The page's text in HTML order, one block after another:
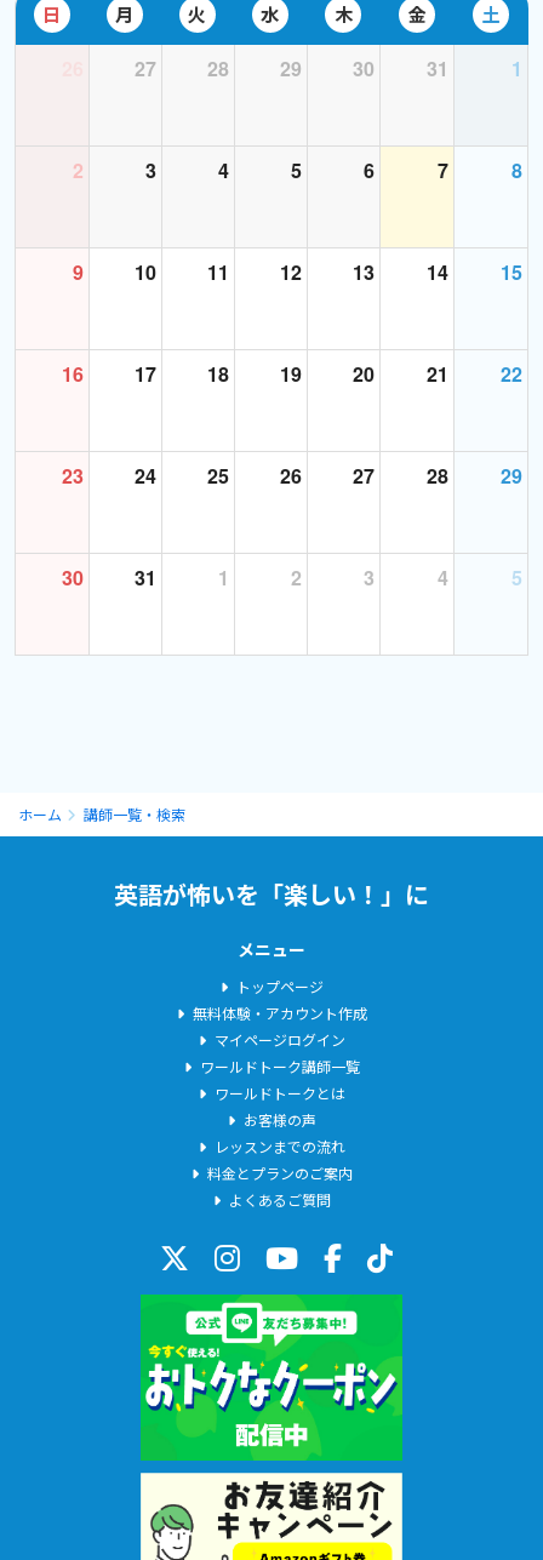
日 月 火 水 木 金 土
27 28 29 30 31 1
2 3 4 5 6 7 8
9 10 11 12 13 14 15
16 17 18 19 20 21 22
23 24 25 26 27 28 29
30 31 1 2 3 4 5
ホーム 講師一覧・検索
英語が怖いを「楽しい！」に
メニュー
トップページ
無料体験・アカウント作成
マイページログイン
ワールドトーク講師一覧
ワールドトークとは
お客様の声
レッスンまでの流れ
料金とプランのご案内
よくあるご質問